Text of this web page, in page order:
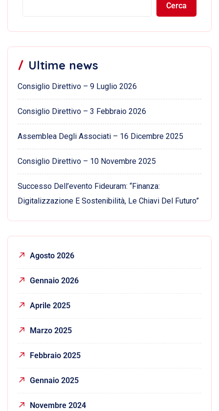
Cerca
Ultime news
Consiglio Direttivo – 9 Luglio 2026
Consiglio Direttivo – 3 Febbraio 2026
Assemblea Degli Associati – 16 Dicembre 2025
Consiglio Direttivo – 10 Novembre 2025
Successo Dell’evento Fideuram: “Finanza:
Digitalizzazione E Sostenibilità, Le Chiavi Del Futuro”
Agosto 2026
Gennaio 2026
Aprile 2025
Marzo 2025
Febbraio 2025
Gennaio 2025
Novembre 2024